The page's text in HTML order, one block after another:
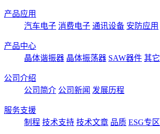
产品应用
汽车电子 消费电子 通讯设备 安防应用
产品中心
晶体谐振器 晶体振荡器 SAW器件 其它
公司介绍
公司简介 公司新闻 发展历程
服务支援
制程 技术支持 技术文章 品质 ESG专区